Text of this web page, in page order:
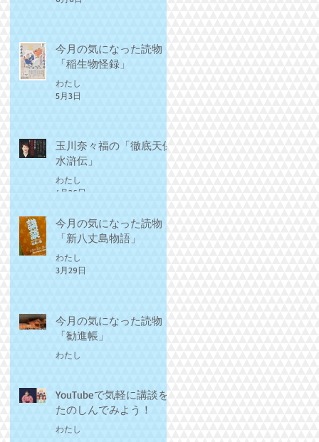
今月の気になった読物
「稲生物怪録」
わたし
5月3日
玉川奈々福の「徹底天保
水滸伝」
わたし
4月26日
今月の気になった読物
「新八丈島物語」
わたし
3月29日
今月の気になった読物
「勧進帳」
わたし
YouTubeで気軽に講談を
たのしんでみよう！
わたし